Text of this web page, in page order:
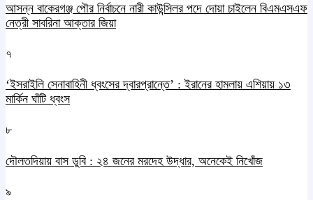
আসন্ন বাকেরগঞ্জ পৌর নির্বাচনে নারী কাউন্সিলর পদে দোয়া চাইলেন বিএমএসএফ
নেত্রী সাবরিনা আক্তার জিয়া
৭
‘ইসরাইলি সেনাবাহিনী ধ্বংসের দ্বারপ্রান্তে’ : ইরানের হামলায় এশিয়ায় ১৩
মার্কিন ঘাঁটি ধ্বংস
৮
দৌলতদিয়ায় বাস ডুবি : ২৪ জনের মরদেহ উদ্ধার, অনেকেই নিখোঁজ
৯